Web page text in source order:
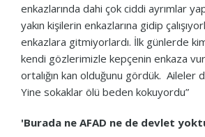
enkazlarında dahi çok ciddi ayrımlar
yakın kişilerin enkazlarına gidip
enkazlara gitmiyorlardı. İlk günlerde
kendi gözlerimizle kepçenin enkaza
ortalığın kan olduğunu gördük. Aileler
Yine sokaklar ölü beden kokuyordu”
'Burada ne AFAD ne de devlet